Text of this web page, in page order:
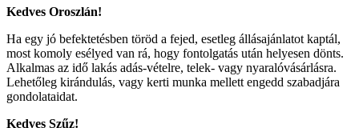
Kedves Oroszlán!
Ha egy jó befektetésben töröd a fejed, esetleg állásajánlatot kaptál,
most komoly esélyed van rá, hogy fontolgatás után helyesen dönts.
Alkalmas az idő lakás adás-vételre, telek- vagy nyaralóvásárlásra.
Lehetőleg kirándulás, vagy kerti munka mellett engedd szabadjára
gondolataidat.
Kedves Szűz!